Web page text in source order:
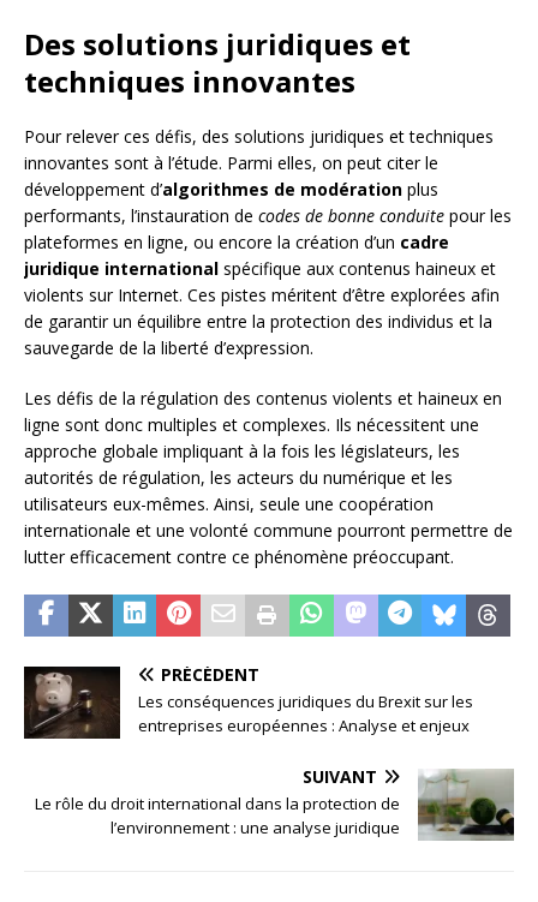
Des solutions juridiques et
techniques innovantes
Pour relever ces défis, des solutions juridiques et techniques
innovantes sont à l’étude. Parmi elles, on peut citer le
développement d’algorithmes de modération plus
performants, l’instauration de codes de bonne conduite pour les
plateformes en ligne, ou encore la création d’un cadre
juridique international spécifique aux contenus haineux et
violents sur Internet. Ces pistes méritent d’être explorées afin
de garantir un équilibre entre la protection des individus et la
sauvegarde de la liberté d’expression.
Les défis de la régulation des contenus violents et haineux en
ligne sont donc multiples et complexes. Ils nécessitent une
approche globale impliquant à la fois les législateurs, les
autorités de régulation, les acteurs du numérique et les
utilisateurs eux-mêmes. Ainsi, seule une coopération
internationale et une volonté commune pourront permettre de
lutter efficacement contre ce phénomène préoccupant.
PRÉCÉDENT
Les conséquences juridiques du Brexit sur les
entreprises européennes : Analyse et enjeux
SUIVANT
Le rôle du droit international dans la protection de
l’environnement : une analyse juridique